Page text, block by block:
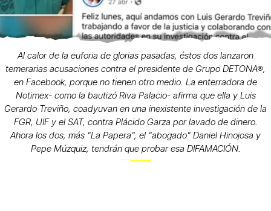
Al calor de la euforia de glorias pasadas, éstos dos lanzaron
temerarias acusaciones contra el presidente de Grupo DETONA®,
en Facebook, porque no tienen otro medio. La enterradora de
Notimex- como la bautizó Riva Palacio- afirma que ella y Luis
Gerardo Treviño, coadyuvan en una inexistente investigación de la
FGR, UIF y el SAT, contra Plácido Garza por lavado de dinero.
Ahora los dos, más "La Papera", el "abogado" Daniel Hinojosa y
Pepe Múzquiz, tendrán que probar esa DIFAMACIÓN.